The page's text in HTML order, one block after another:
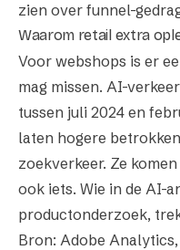
zien over funnel-
Waarom retail extra
Voor webshops is er
mag missen. AI-
tussen juli 2024 en
laten hogere
zoekverkeer. Ze
ook iets. Wie in de AI-
productonderzoek,
Bron: Adobe Analytics,